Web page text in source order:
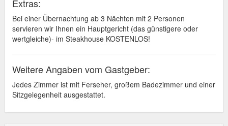
Extras:
Bei einer Übernachtung ab 3 Nächten mit 2 Personen
servieren wir Ihnen ein Hauptgericht (das günstigere oder
wertgleiche)- im Steakhouse KOSTENLOS!
Weitere Angaben vom Gastgeber:
Jedes Zimmer ist mit Ferseher, großem Badezimmer und einer
Sitzgelegenheit ausgestattet.